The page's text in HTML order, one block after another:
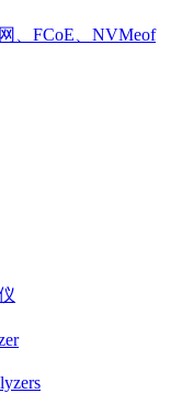
、FCoE、NVMeof